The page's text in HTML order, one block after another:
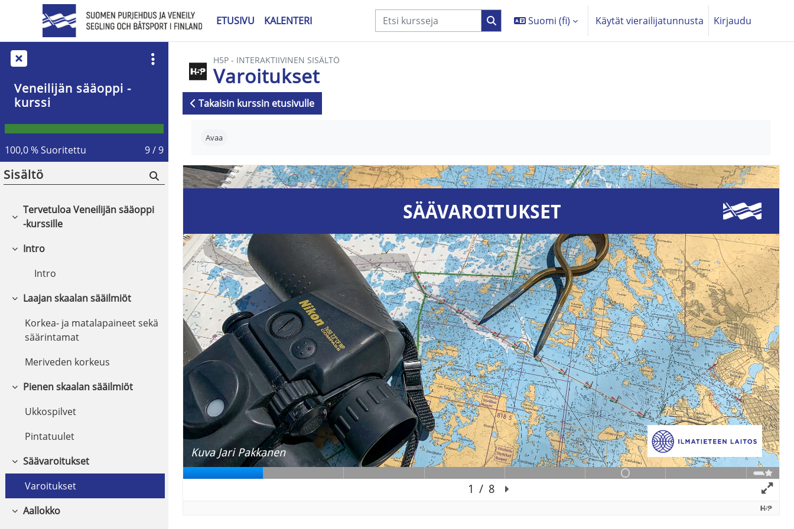
Siirry pääsisältöön
ETUSIVU
KALENTERI Suomi ‎(fi)‎ Käytät vierailijatunnusta Kirjaudu
H5P - INTERAKTIIVINEN SISÄLTÖ
Varoitukset
Takaisin kurssin etusivulle
Avaa
Veneilijän sääoppi -
kurssi
100,0 % Suoritettu 9 / 9
Sisältö
Tiivistä
Tervetuloa Veneilijän sääoppi
-kurssille
Tiivistä
Intro
Intro
Tiivistä
Laajan skaalan sääilmiöt
Korkea- ja matalapaineet sekä
säärintamat
Meriveden korkeus
Tiivistä
Pienen skaalan sääilmiöt
Ukkospilvet
Pintatuulet
Tiivistä
Säävaroitukset
Varoitukset
Tiivistä
Aallokko